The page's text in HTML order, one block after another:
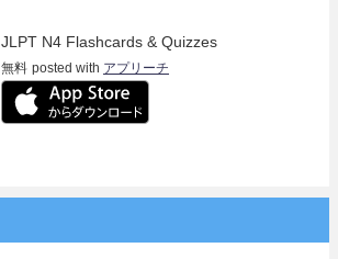
JLPT N4 Flashcards & Quizzes
無料 posted with アプリーチ